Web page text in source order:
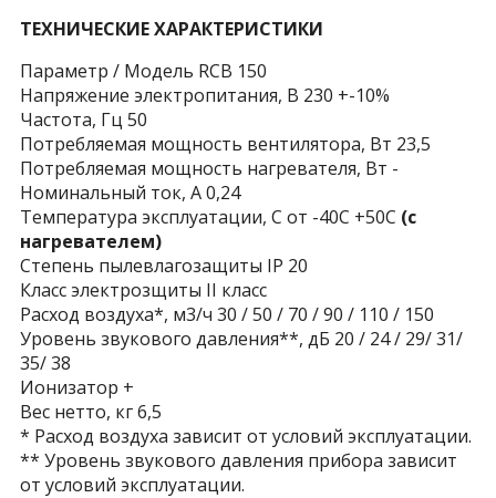
ТЕХНИЧЕСКИЕ ХАРАКТЕРИСТИКИ
Параметр / Модель RCB 150
Напряжение электропитания, В 230 +-10%
Частота, Гц 50
Потребляемая мощность вентилятора, Вт 23,5
Потребляемая мощность нагревателя, Вт -
Номинальный ток, А 0,24
Температура эксплуатации, С от -40C +50C (c
нагревателем)
Степень пылевлагозащиты IP 20
Класс электрозщиты II класс
Расход воздуха*, м3/ч 30 / 50 / 70 / 90 / 110 / 150
Уровень звукового давления**, дБ 20 / 24 / 29/ 31/
35/ 38
Ионизатор +
Вес нетто, кг 6,5
* Расход воздуха зависит от условий эксплуатации.
** Уровень звукового давления прибора зависит
от условий эксплуатации.